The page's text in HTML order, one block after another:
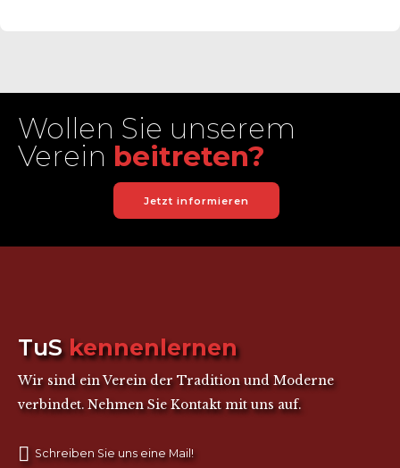
Wollen Sie unserem
Verein beitreten?
Jetzt informieren
TuS kennenlernen
Wir sind ein Verein der Tradition und Moderne
verbindet. Nehmen Sie Kontakt mit uns auf.
Schreiben Sie uns eine Mail!